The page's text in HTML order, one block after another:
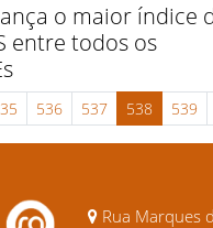
o maior índice
entre todos os
536 537 538 539
Rua Marques